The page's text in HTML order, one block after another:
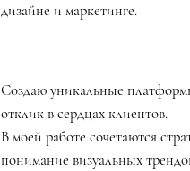
дизайне и маркетинге.
Создаю уникальные
отклик в сердцах клиентов.
В моей работе сочетаются
понимание визуальных